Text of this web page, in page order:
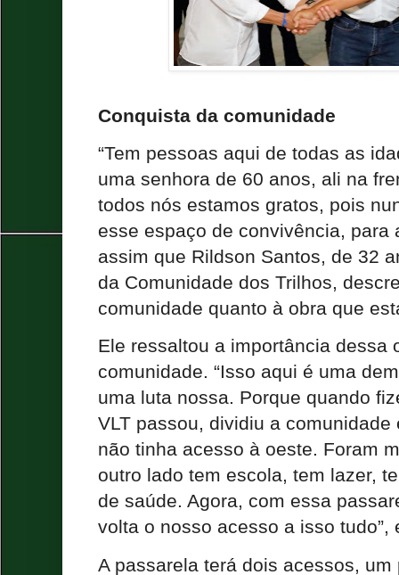
Conquista da comunidade
“Tem pessoas aqui de todas as
uma senhora de 60 anos, ali na
todos nós estamos gratos, pois
esse espaço de convivência, para
assim que Rildson Santos, de 32
da Comunidade dos Trilhos,
comunidade quanto à obra que
Ele ressaltou a importância dessa
comunidade. “Isso aqui é uma
uma luta nossa. Porque quando
VLT passou, dividiu a
não tinha acesso à oeste. Foram
outro lado tem escola, tem lazer,
de saúde. Agora, com essa
volta o nosso acesso a isso tudo”,
A passarela terá dois acessos, um